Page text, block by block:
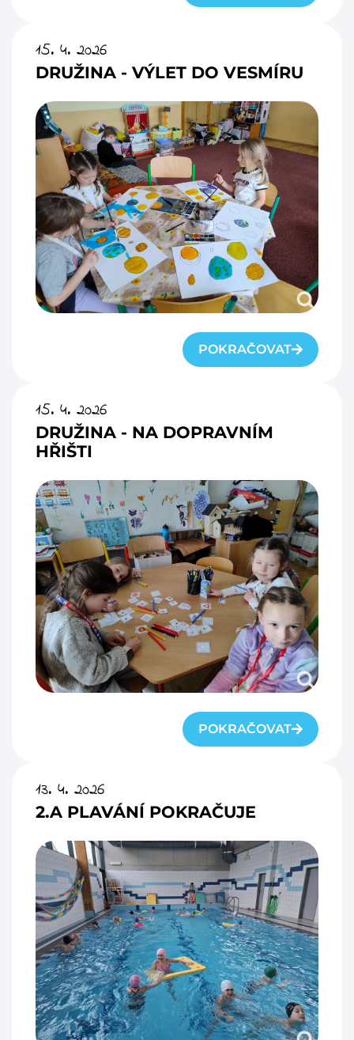
15. 4. 2026
DRUŽINA - VÝLET DO VESMÍRU
POKRAČOVAT
15. 4. 2026
DRUŽINA - NA DOPRAVNÍM
HŘIŠTI
POKRAČOVAT
13. 4. 2026
2.A PLAVÁNÍ POKRAČUJE